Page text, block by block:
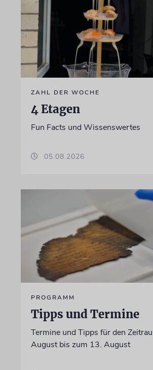
ZAHL DER WOCHE
4 Etagen
Fun Facts und Wissenswertes
05.08.2026
PROGRAMM
Tipps und Termine
Termine und Tipps für den
August bis zum 13. August